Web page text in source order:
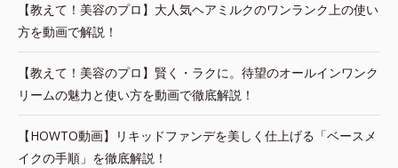
【教えて！美容のプロ】大人気ヘアミルクのワンランク上の使い
方を動画で解説！
【教えて！美容のプロ】賢く・ラクに。待望のオールインワンク
リームの魅力と使い方を動画で徹底解説！
【HOWTO動画】リキッドファンデを美しく仕上げる「ベースメ
イクの手順」を徹底解説！